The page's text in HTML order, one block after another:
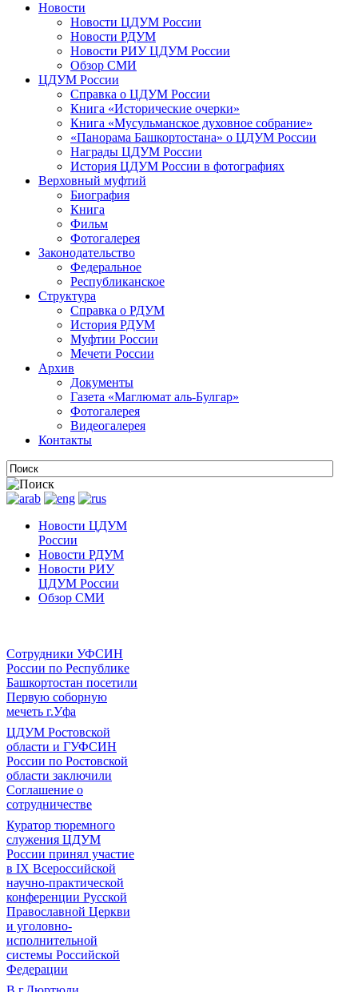
Новости
Новости ЦДУМ России
Новости РДУМ
Новости РИУ ЦДУМ России
Обзор СМИ
ЦДУМ России
Справка о ЦДУМ России
Книга «Исторические очерки»
Книга «Мусульманское духовное собрание»
«Панорама Башкортостана» о ЦДУМ России
Награды ЦДУМ России
История ЦДУМ России в фотографиях
Верховный муфтий
Биография
Книга
Фильм
Фотогалерея
Законодательство
Федеральное
Республиканское
Структура
Справка о РДУМ
История РДУМ
Муфтии России
Мечети России
Архив
Документы
Газета «Маглюмат аль-Булгар»
Фотогалерея
Видеогалерея
Контакты
Новости ЦДУМ
России
Новости РДУМ
Новости РИУ
ЦДУМ России
Обзор СМИ
Сотрудники УФСИН
России по Республике
Башкортостан посетили
Первую соборную
мечеть г.Уфа
ЦДУМ Ростовской
области и ГУФСИН
России по Ростовской
области заключили
Соглашение о
сотрудничестве
Куратор тюремного
служения ЦДУМ
России принял участие
в IX Всероссийской
научно-практической
конференции Русской
Православной Церкви
и уголовно-
исполнительной
системы Российской
Федерации